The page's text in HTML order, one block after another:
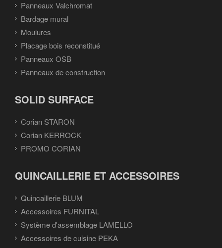
Panneaux Valchromat
Bardage mural
Moulures
Placage bois reconstitué
Panneaux OSB
Panneaux de construction
SOLID SURFACE
Corian STARON
Corian KERROCK
PROMO CORIAN
QUINCAILLERIE ET ACCESSOIRES
Quincaillerie BLUM
Accessoires FURNITAL
Système d'assemblage LAMELLO
Accessoires de cuisine PEKA